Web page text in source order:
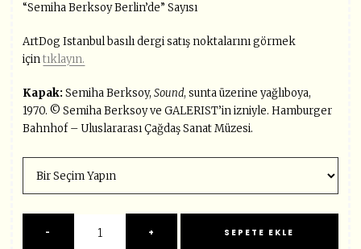
“Semiha Berksoy Berlin’de” Sayısı
ArtDog Istanbul basılı dergi satış noktalarını görmek
içintıklayın.
Kapak:Semiha Berksoy,Sound, sunta üzerine yağlıboya,
1970. ©️ Semiha Berksoy ve GALERIST’in izniyle. Hamburger
Bahnhof – Uluslararası Çağdaş Sanat Müzesi.